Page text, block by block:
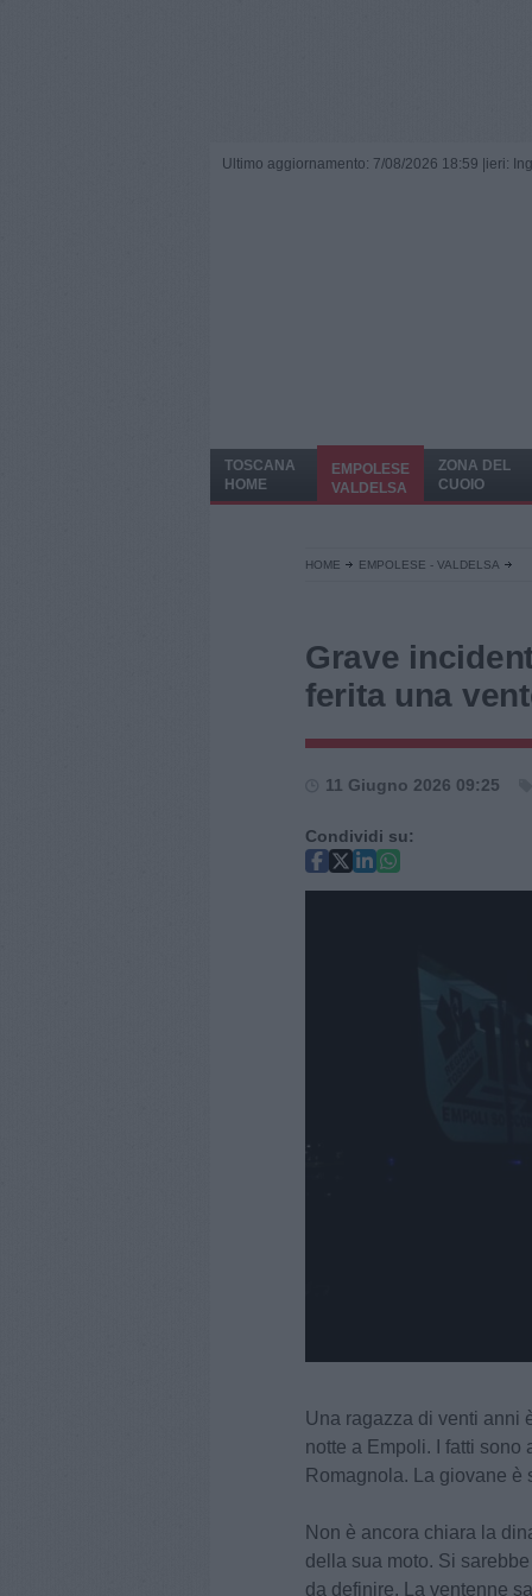
Ultimo aggiornamento: 7/08/2026 18:59 | ieri:
TOSCANA
HOME
EMPOLESE
VALDELSA
ZONA DEL
CUOIO
HOME EMPOLESE - VALDELSA
Grave
ferita una
11 Giugno 2026 09:25
Condividi su:
Una ragazza di venti anni
notte a Empoli. I fatti sono
Romagnola. La giovane è
Non è ancora chiara la
della sua moto. Si
da definire. La ventenne